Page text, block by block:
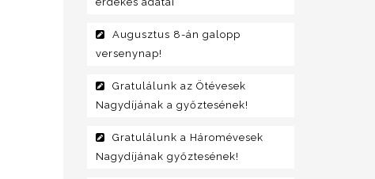
Augusztus 8-án galopp
versenynap!
Gratulálunk az Ötévesek
Nagydíjának a győztesének!
Gratulálunk a Háromévesek
Nagydíjának győztesének!